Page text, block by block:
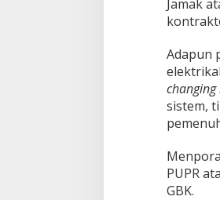
Jamak
Adapun
sistem,
PUPR
GBK.